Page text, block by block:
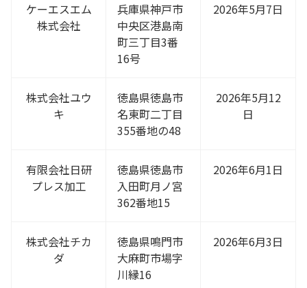
ケーエスエム
株式会社
兵庫県神戸市
中央区港島南
町三丁目3番
16号
2026年5月7日
株式会社ユウ
キ
徳島県徳島市
名東町二丁目
355番地の48
2026年5月12
日
有限会社日研
プレス加工
徳島県徳島市
入田町月ノ宮
362番地15
2026年6月1日
株式会社チカ
ダ
徳島県鳴門市
大麻町市場字
川縁16
2026年6月3日